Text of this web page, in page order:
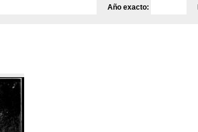
Año exacto: